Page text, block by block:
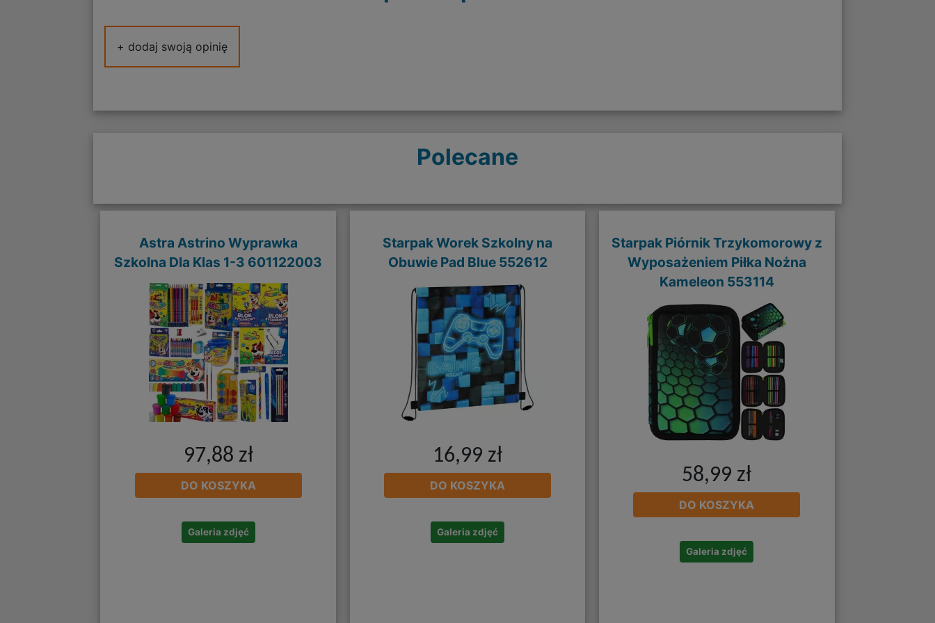
+ dodaj swoją opinię
Polecane
Astra Astrino Wyprawka
Szkolna Dla Klas 1-3 601122003
97,88 zł
DO KOSZYKA
Galeria zdjęć
Starpak Worek Szkolny na
Obuwie Pad Blue 552612
16,99 zł
DO KOSZYKA
Galeria zdjęć
Starpak Piórnik Trzykomorowy z
Wyposażeniem Piłka Nożna
Kameleon 553114
58,99 zł
DO KOSZYKA
Galeria zdjęć